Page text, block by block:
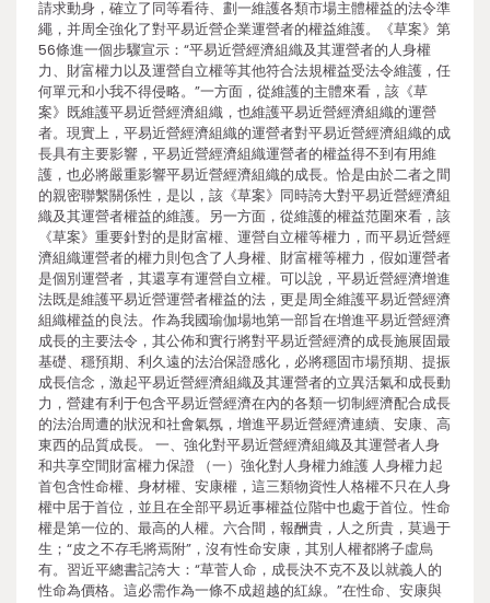
請求動身，確立了同等看待、劃一維護各類市場主體權益的法令準
繩，并周全強化了對平易近營企業運營者的權益維護。《草案》第
56條進一個步驟宣示：“平易近營經濟組織及其運營者的人身權
力、財富權力以及運營自立權等其他符合法規權益受法令維護，任
何單元和小我不得侵略。”一方面，從維護的主體來看，該《草
案》既維護平易近營經濟組織，也維護平易近營經濟組織的運營
者。現實上，平易近營經濟組織的運營者對平易近營經濟組織的成
長具有主要影響，平易近營經濟組織運營者的權益得不到有用維
護，也必將嚴重影響平易近營經濟組織的成長。恰是由於二者之間
的親密聯繫關係性，是以，該《草案》同時誇大對平易近營經濟組
織及其運營者權益的維護。另一方面，從維護的權益范圍來看，該
《草案》重要針對的是財富權、運營自立權等權力，而平易近營經
濟組織運營者的權力則包含了人身權、財富權等權力，假如運營者
是個別運營者，其還享有運營自立權。可以說，平易近營經濟增進
法既是維護平易近營運營者權益的法，更是周全維護平易近營經濟
組織權益的良法。作為我國瑜伽場地第一部旨在增進平易近營經濟
成長的主要法令，其公佈和實行將對平易近營經濟的成長施展固最
基礎、穩預期、利久遠的法治保證感化，必將穩固市場預期、提振
成長信念，激起平易近營經濟組織及其運營者的立異活氣和成長動
力，營建有利于包含平易近營經濟在內的各類一切制經濟配合成長
的法治周遭的狀況和社會氣氛，增進平易近營經濟連續、安康、高
東西的品質成長。 一、強化對平易近營經濟組織及其運營者人身
和共享空間財富權力保證 （一）強化對人身權力維護 人身權力起
首包含性命權、身材權、安康權，這三類物資性人格權不只在人身
權中居于首位，並且在全部平易近事權益位階中也處于首位。性命
權是第一位的、最高的人權。六合間，報酬貴，人之所貴，莫過于
生；“皮之不存毛將焉附”，沒有性命安康，其別人權都將子虛烏
有。習近平總書記誇大：“草菅人命，成長決不克不及以就義人的
性命為價格。這必需作為一條不成超越的紅線。”在性命、安康與